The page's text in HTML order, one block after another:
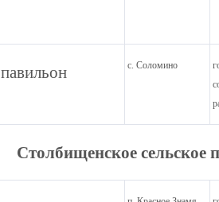
павильон с. Соломино
Столбищенское сельское